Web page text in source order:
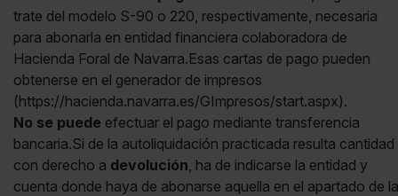
trate del modelo S-90 o 220, respectivamente, necesaria
para abonarla en entidad financiera colaboradora de
Hacienda Foral de Navarra.Esas cartas de pago pueden
obtenerse en el generador de impresos
(https://hacienda.navarra.es/GImpresos/start.aspx).
No se puede efectuar el pago mediante transferencia
bancaria.Si de la autoliquidación practicada resulta cantidad
con derecho a devolución, ha de indicarse la entidad y
cuenta donde haya de abonarse aquella en el apartado de la